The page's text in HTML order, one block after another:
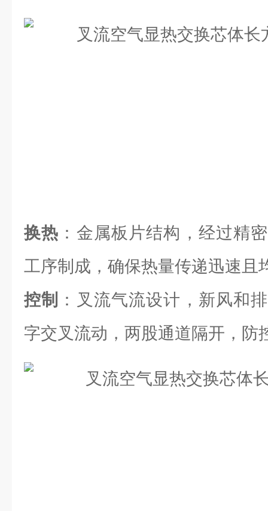
换热 ：金属板片结构，经过精
工序制成，确保热量传递迅速且
控制
：叉流气流设计，新风和
字交叉流动，两股通道隔开，防